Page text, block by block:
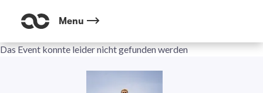
Menu
Das Event konnte leider nicht gefunden werden